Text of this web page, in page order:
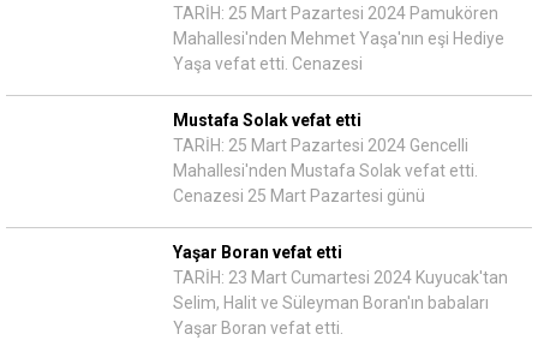
TARİH: 25 Mart Pazartesi 2024 Pamukören
Mahallesi'nden Mehmet Yaşa'nın eşi Hediye
Yaşa vefat etti. Cenazesi
Mustafa Solak vefat etti
TARİH: 25 Mart Pazartesi 2024 Gencelli
Mahallesi'nden Mustafa Solak vefat etti.
Cenazesi 25 Mart Pazartesi günü
Yaşar Boran vefat etti
TARİH: 23 Mart Cumartesi 2024 Kuyucak'tan
Selim, Halit ve Süleyman Boran'ın babaları
Yaşar Boran vefat etti.